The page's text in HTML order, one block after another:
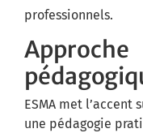
professionnels.
Approche
ESMA met l’accent
une pédagogie